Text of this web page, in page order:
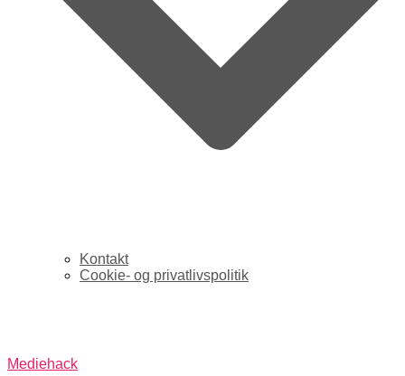
Kontakt
Cookie- og privatlivspolitik
Mediehack